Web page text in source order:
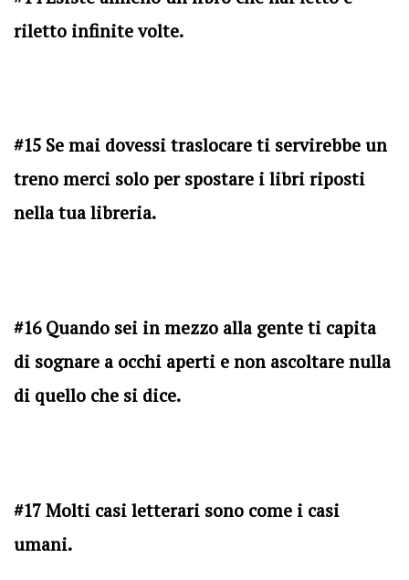
riletto infinite volte.
#15 Se mai dovessi traslocare ti servirebbe un
treno merci solo per spostare i libri riposti
nella tua libreria.
#16 Quando sei in mezzo alla gente ti capita
di sognare a occhi aperti e non ascoltare nulla
di quello che si dice.
#17 Molti casi letterari sono come i casi
umani.